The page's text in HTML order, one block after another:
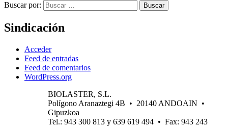
Buscar por: Buscar
Sindicación
Acceder
Feed de entradas
Feed de comentarios
WordPress.org
BIOLASTER, S.L.
Polígono Aranaztegi 4B • 20140 ANDOAIN •
Gipuzkoa
Tel.: 943 300 813 y 639 619 494 • Fax: 943 243